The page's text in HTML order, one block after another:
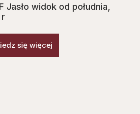
Jasło widok od południa,
r
się więcej